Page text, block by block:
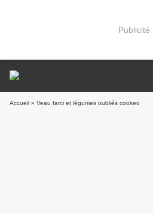
Publicité
Accueil » Veau farci et légumes oubliés cookeo